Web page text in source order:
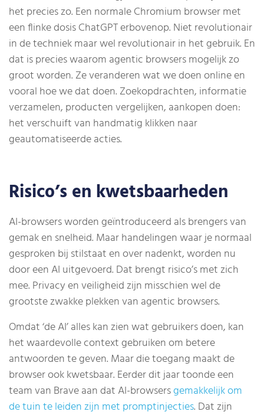
het precies zo. Een normale Chromium browser met
een flinke dosis ChatGPT erbovenop. Niet revolutionair
in de techniek maar wel revolutionair in het gebruik. En
dat is precies waarom agentic browsers mogelijk zo
groot worden. Ze veranderen wat we doen online en
vooral hoe we dat doen. Zoekopdrachten, informatie
verzamelen, producten vergelijken, aankopen doen:
het verschuift van handmatig klikken naar
geautomatiseerde acties.
Risico’s en kwetsbaarheden
AI-browsers worden geïntroduceerd als brengers van
gemak en snelheid. Maar handelingen waar je normaal
gesproken bij stilstaat en over nadenkt, worden nu
door een AI uitgevoerd. Dat brengt risico’s met zich
mee. Privacy en veiligheid zijn misschien wel de
grootste zwakke plekken van agentic browsers.
Omdat ‘de AI’ alles kan zien wat gebruikers doen, kan
het waardevolle context gebruiken om betere
antwoorden te geven. Maar die toegang maakt de
browser ook kwetsbaar. Eerder dit jaar toonde een
team van Brave aan dat AI-browsersgemakkelijk om
de tuin te leiden zijn met promptinjecties. Dat zijn